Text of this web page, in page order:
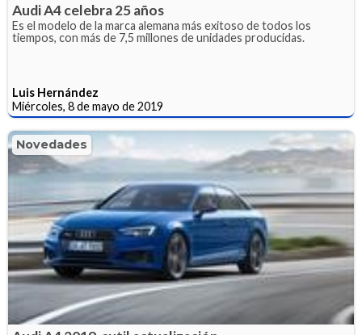
Audi A4 celebra 25 años
Es el modelo de la marca alemana más exitoso de todos los
tiempos, con más de 7,5 millones de unidades producidas.
Luis Hernández
Miércoles, 8 de mayo de 2019
Novedades